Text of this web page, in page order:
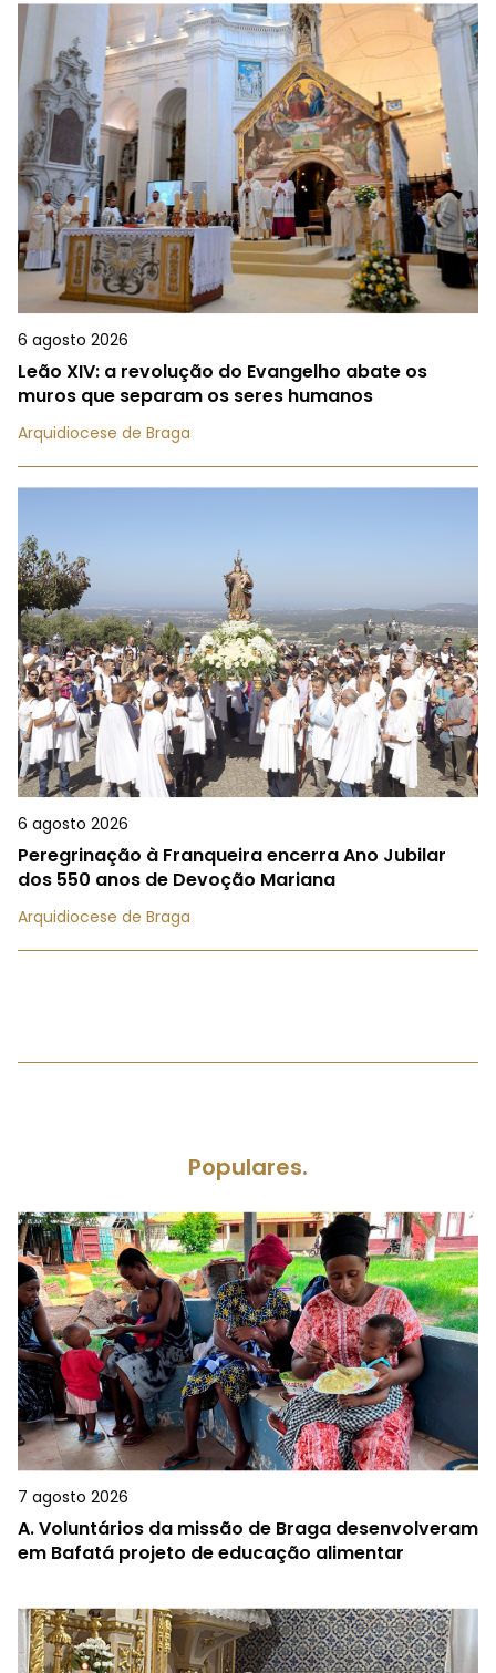
6 agosto 2026
Leão XIV: a revolução do Evangelho abate os
muros que separam os seres humanos
Arquidiocese de Braga
6 agosto 2026
Peregrinação à Franqueira encerra Ano Jubilar
dos 550 anos de Devoção Mariana
Arquidiocese de Braga
Populares.
7 agosto 2026
A.Voluntários da missão de Braga desenvolveram
em Bafatá projeto de educação alimentar